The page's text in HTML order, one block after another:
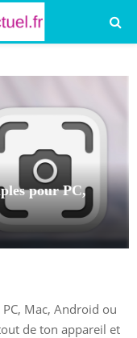
pour PC,
Mac, Android ou
de ton appareil et